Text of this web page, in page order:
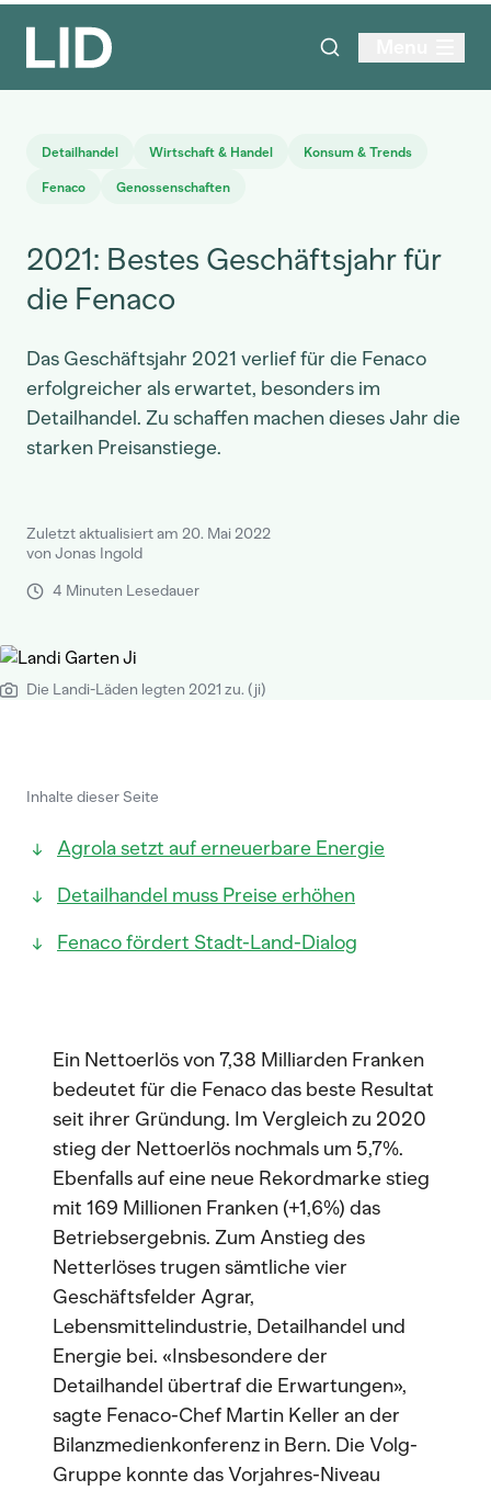
Detailhandel Wirtschaft & Handel Konsum & Trends
Fenaco Genossenschaften
2021: Bestes Geschäftsjahr für
die Fenaco
Das Geschäftsjahr 2021 verlief für die Fenaco
erfolgreicher als erwartet, besonders im
Detailhandel. Zu schaffen machen dieses Jahr die
starken Preisanstiege.
Zuletzt aktualisiert am 20. Mai 2022
von Jonas Ingold
4 Minuten Lesedauer
Die Landi-Läden legten 2021 zu. (ji)
Inhalte dieser Seite
Agrola setzt auf erneuerbare Energie
Detailhandel muss Preise erhöhen
Fenaco fördert Stadt-Land-Dialog
Ein Nettoerlös von 7,38 Milliarden Franken
bedeutet für die Fenaco das beste Resultat
seit ihrer Gründung. Im Vergleich zu 2020
stieg der Nettoerlös nochmals um 5,7%.
Ebenfalls auf eine neue Rekordmarke stieg
mit 169 Millionen Franken (+1,6%) das
Betriebsergebnis. Zum Anstieg des
Netterlöses trugen sämtliche vier
Geschäftsfelder Agrar,
Lebensmittelindustrie, Detailhandel und
Energie bei. «Insbesondere der
Detailhandel übertraf die Erwartungen»,
sagte Fenaco-Chef Martin Keller an der
Bilanzmedienkonferenz in Bern. Die Volg-
Gruppe konnte das Vorjahres-Niveau